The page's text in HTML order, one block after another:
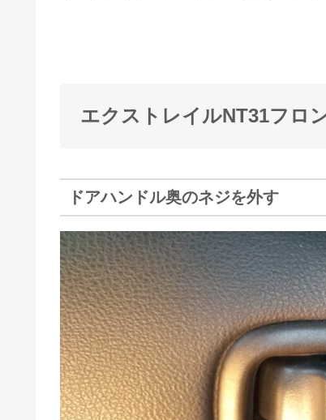
エクストレイルNT31フロ
ドアハンドル奥のネジを外す